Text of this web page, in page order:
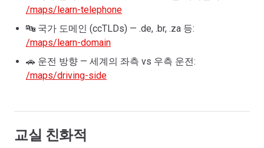
/maps/learn-telephone
🔤 국가 도메인 (ccTLDs) — .de, .br, .za 등:
/maps/learn-domain
🚗 운전 방향 — 세계의 좌측 vs 우측 운전:
/maps/driving-side
교실 친화적